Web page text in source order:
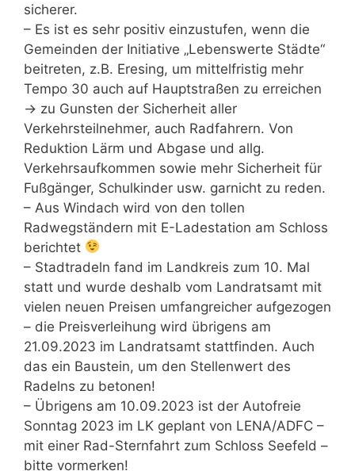
sicherer.
– Es ist es sehr positiv einzustufen, wenn die
Gemeinden der Initiative „Lebenswerte Städte“
beitreten, z.B. Eresing, um mittelfristig mehr
Tempo 30 auch auf Hauptstraßen zu erreichen
-> zu Gunsten der Sicherheit aller
Verkehrsteilnehmer, auch Radfahrern. Von
Reduktion Lärm und Abgase und allg.
Verkehrsaufkommen sowie mehr Sicherheit für
Fußgänger, Schulkinder usw. garnicht zu reden.
– Aus Windach wird von den tollen
Radwegständern mit E-Ladestation am Schloss
berichtet
– Stadtradeln fand im Landkreis zum 10. Mal
statt und wurde deshalb vom Landratsamt mit
vielen neuen Preisen umfangreicher aufgezogen
– die Preisverleihung wird übrigens am
21.09.2023 im Landratsamt stattfinden. Auch
das ein Baustein, um den Stellenwert des
Radelns zu betonen!
– Übrigens am 10.09.2023 ist der Autofreie
Sonntag 2023 im LK geplant von LENA/ADFC –
mit einer Rad-Sternfahrt zum Schloss Seefeld –
bitte vormerken!